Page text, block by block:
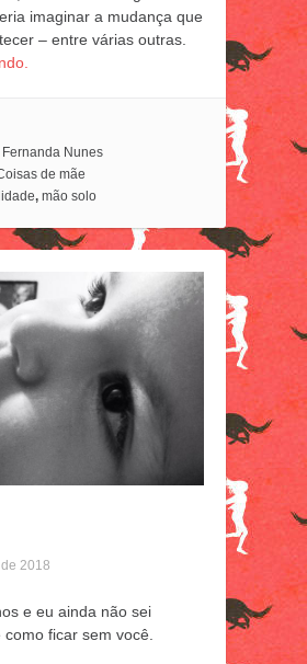
imaginar a mudança que
– entre várias outras.
Fernanda Nunes
de mãe
, mão solo
2018
e eu ainda não sei
ficar sem você.